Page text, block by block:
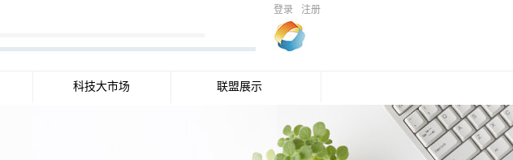
登录 注册
科技大市场 联盟展示